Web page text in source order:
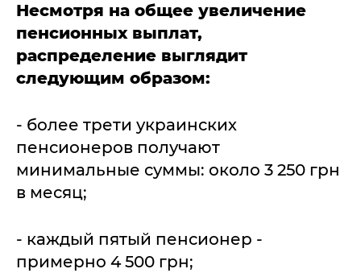
Несмотря на общее увеличение
пенсионных выплат,
распределение выглядит
следующим образом:
- более трети украинских
пенсионеров получают
минимальные суммы: около 3 250 грн
в месяц;
- каждый пятый пенсионер -
примерно 4 500 грн;